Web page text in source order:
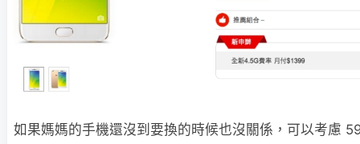
如果媽媽的手機還沒到要換的時候也沒關係，可以考慮